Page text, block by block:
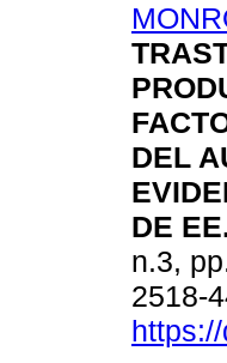
DEL
DE
n.3,
2518-